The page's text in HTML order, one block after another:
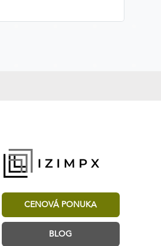
CENOVÁ PONUKA
BLOG